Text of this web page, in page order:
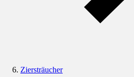
Ziersträucher